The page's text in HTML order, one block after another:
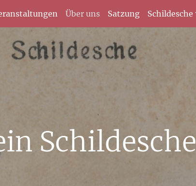
Über uns Satzung Schildesche
Schildesche